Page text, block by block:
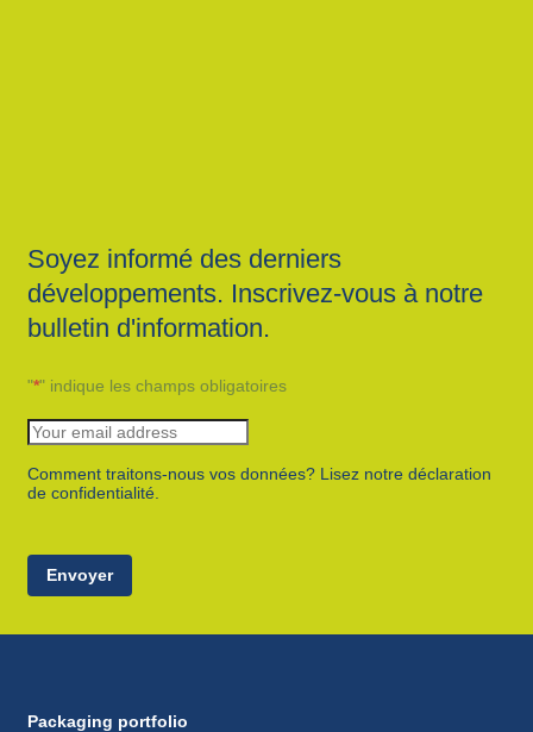
Soyez informé des derniers
développements. Inscrivez-vous à notre
bulletin d'information.
"*" indique les champs obligatoires
Comment traitons-nous vos données? Lisez notre déclaration
de confidentialité.
Envoyer
Packaging portfolio